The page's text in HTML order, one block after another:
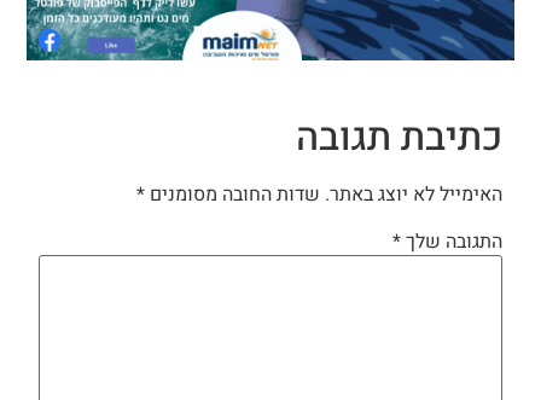
כתיבת תגובה
האימייל לא יוצג באתר. שדות החובה מסומנים *
התגובה שלך*